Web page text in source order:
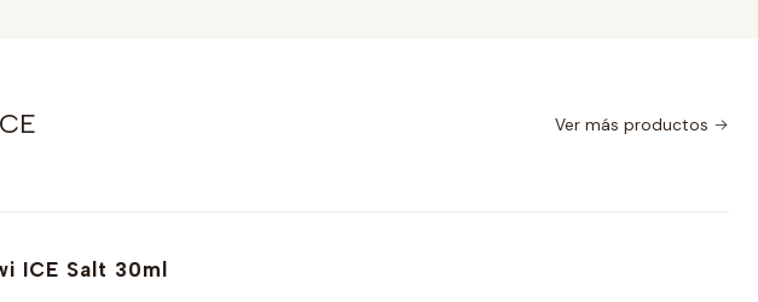
Ver más productos
ICE Salt 30ml